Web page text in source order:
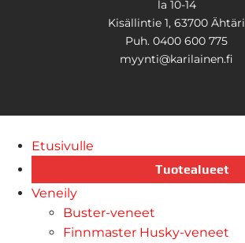
la 10-14
Kisällintie 1, 63700 Ähtäri
Puh. 0400 600 775
myynti@karilainen.fi
Etusivulle
Tuotealueet
Veneily
Buster-veneet
Finnmaster Husky-veneet